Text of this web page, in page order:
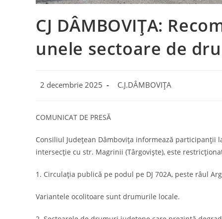
CJ DÂMBOVIȚA:
unele sectoare de
Post
2 decembrie 2025
Post
C.J.DÂMBOVIȚA
COMUNICAT DE PRESĂ
Consiliul Județean Dâmbovița informează participanţii
intersecție cu str. Magrinii (Târgoviște), este
1. Circulaţia publică pe podul pe DJ 702A, peste râul
Variantele ocolitoare sunt drumurile locale.